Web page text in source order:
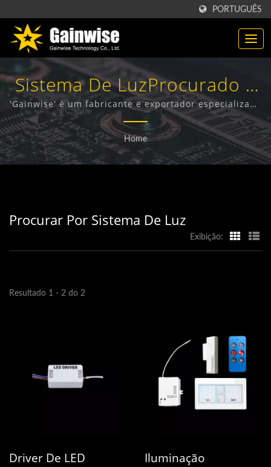
PORTUGUÊS
Sistema De LuzProcurado |
Fabricante De Produtos De
Telecomunicações 'Made In
Taiwan' | 'Gainwise
'Gainwise' é um fabricante e exportador especializado
no design, desenvolvimento e fabricação de Terminais
Sem Fio Fixos, Interfone 4G, Abre-portões 4G e
Detector de Fumaça 4G.
Home
Procurar Por Sistema De Luz
Exibição:
Resultado 1 - 2 do 2
Driver De LED
Iluminação